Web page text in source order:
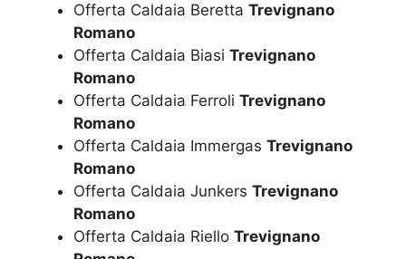
Offerta Caldaia Beretta Trevignano
Romano
Offerta Caldaia Biasi Trevignano
Romano
Offerta Caldaia Ferroli Trevignano
Romano
Offerta Caldaia Immergas Trevignano
Romano
Offerta Caldaia Junkers Trevignano
Romano
Offerta Caldaia Riello Trevignano